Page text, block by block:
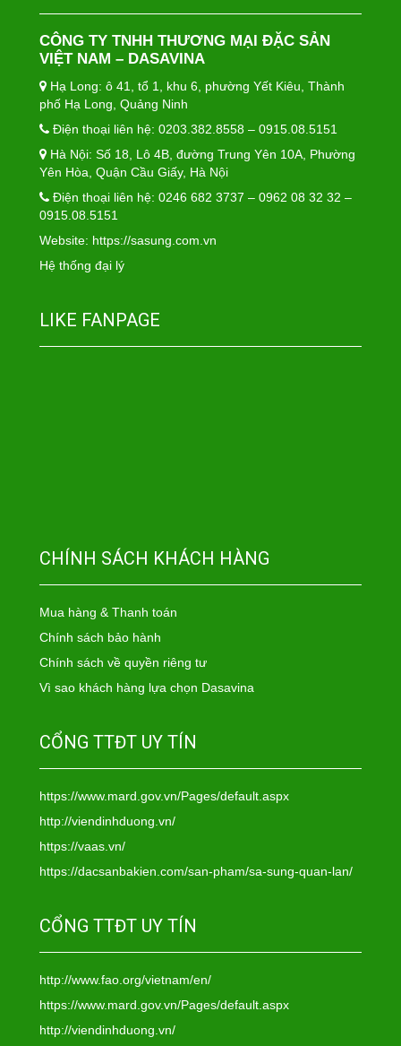
CÔNG TY TNHH THƯƠNG MẠI ĐẶC SẢN
VIỆT NAM – DASAVINA
Hạ Long: ô 41, tổ 1, khu 6, phường Yết Kiêu, Thành
phố Hạ Long, Quảng Ninh
Điện thoại liên hệ: 0203.382.8558 – 0915.08.5151
Hà Nội: Số 18, Lô 4B, đường Trung Yên 10A, Phường
Yên Hòa, Quận Cầu Giấy, Hà Nội
Điện thoại liên hệ: 0246 682 3737 – 0962 08 32 32 –
0915.08.5151
Website: https://sasung.com.vn
Hệ thống đại lý
LIKE FANPAGE
CHÍNH SÁCH KHÁCH HÀNG
Mua hàng & Thanh toán
Chính sách bảo hành
Chính sách về quyền riêng tư
Vì sao khách hàng lựa chọn Dasavina
CỔNG TTĐT UY TÍN
https://www.mard.gov.vn/Pages/default.aspx
http://viendinhduong.vn/
https://vaas.vn/
https://dacsanbakien.com/san-pham/sa-sung-quan-lan/
CỔNG TTĐT UY TÍN
http://www.fao.org/vietnam/en/
https://www.mard.gov.vn/Pages/default.aspx
http://viendinhduong.vn/